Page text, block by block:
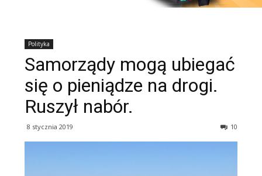
Polityka
Samorządy mogą ubiegać
się o pieniądze na drogi.
Ruszył nabór.
8 stycznia 2019 10